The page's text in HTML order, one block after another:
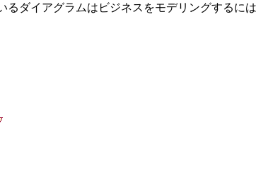
ダイアグラムはビジネスをモデリングするには